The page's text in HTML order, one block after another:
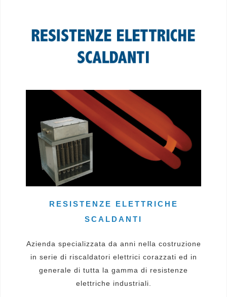
RESISTENZE ELETTRICHE
SCALDANTI
Azienda specializzata da anni nella costruzione
in serie di riscaldatori elettrici corazzati ed in
generale di tutta la gamma di resistenze
elettriche industriali.